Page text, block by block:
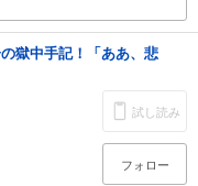
獄中手記！「ああ、悲
試し読み
フォロー